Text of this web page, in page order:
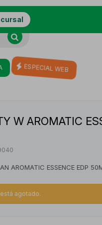
ESPECIAL WEB
W AROMATIC
AROMATIC ESSENCE EDP
agotado.